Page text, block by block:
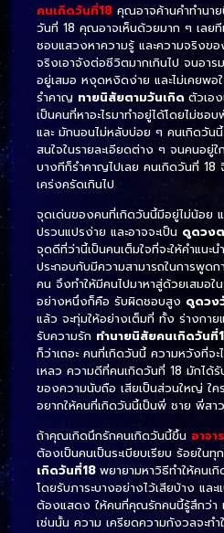
คนเกิดวันที่18 คุณอาจค้านคำทำนา
วันที่ 18 คุณอาจเห็นด้วยมาก ๆ เลย
ชอบแสวงหาความรู้ และความจริงข
จริงเอาจังต่อชีวิตมากเกินไป จนอาร
อยู่เสมอ หงุดหงิดง่าย และไม่เคยพอ
รำคาญ ทายนิสัยตามวันเกิด ตัวเอ
เป็นคนที่หาอะไรมาทำอยู่ได้โดยไม่ช
และ มักนอนไม่หลับบ่อย ๆ คนเกิดวัน
สนใจในรายละเอียดต่าง ๆ จนคนอยู่
บางทีก็รำคาญไปเลย คนเกิดวันที่ 18
เคร่งครัดเกินไป
จุดเด่นของคนที่เกิดวันนี้มีอยู่ไม่น้อย
ปรวนแปรง่าย และอาจจะเป็น ดูดวง
จุดดีที่ว่านี้เป็นคนเต็มใจที่จะให้คำแนะ
ประกอบกับมีความสามารถในการพูด
คน จึงทำให้มีคนไปมาหาสู่ด้วยเสมอใ
อย่างหนึ่งก็คือ รับผิดชอบสูง ดูดวง
แล้ว จะทุ่มให้อย่างเต็มที่ ทั้ง ร่างกาย
รับความรัก ทำนายนิสัยคนเกิดวันที่
ก็ว่าเถอะ คนที่เกิดวันนี้ ความหวังที่จ
เหลว ความดีที่คนเกิดวันที่ 18 มักได้
ของความนับถือ เสียเป็นส่วนใหญ่ ใ
อยากให้คนที่เกิดวันนี้เป็นพี่ ชาย พี่สา
ถ้าคุณเกิดนึกรักคนเกิดวันนี้ขึ้น อาจ
ต้องเป็นคนเป็นระเบียบเรียบ ร้อยใน
เกิดวันที่18 พยายามหาวิธีทำให้คนเ
โดยรับภาระบางอย่างไว้เสียบ้าง แล
ต้องแสดง ให้คนที่คุณรักคนนี้รู้สึกว่า
เช่นนั้น ความ เครียดความกังวลจะท